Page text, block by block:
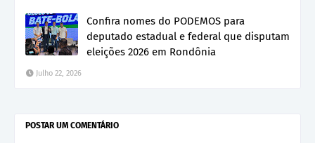
Confira nomes do PODEMOS para
deputado estadual e federal que disputam
eleições 2026 em Rondônia
Julho 22, 2026
POSTAR UM COMENTÁRIO